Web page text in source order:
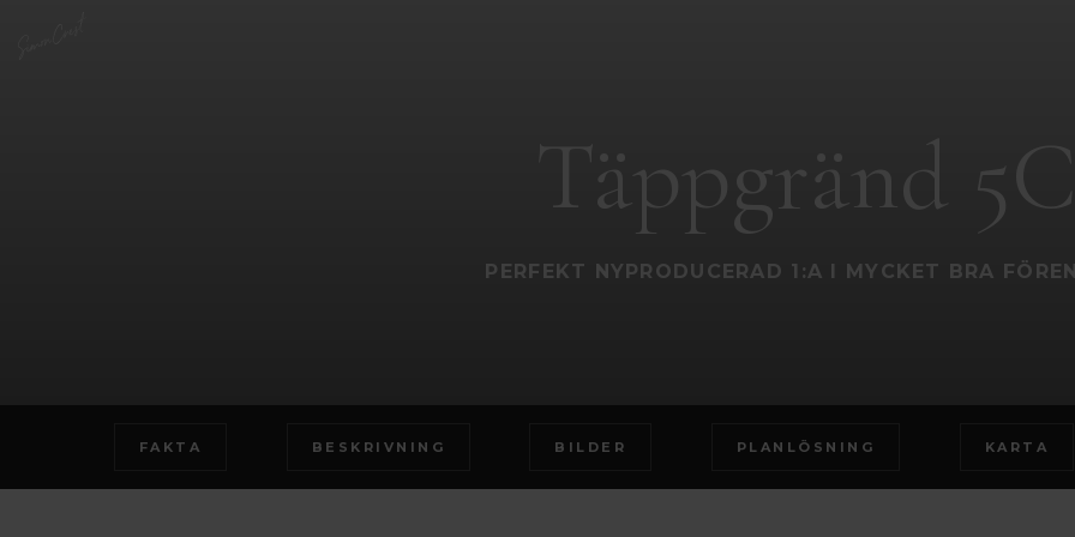
Täppgränd
PERFEKT NYPRODUCERAD 1:A I MYCKET BRA
FAKTA BESKRIVNING BILDER PLANLÖSNING KARTA